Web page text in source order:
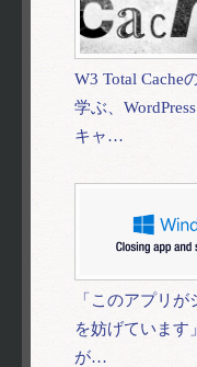
W3 Total Cache
学ぶ、
キャ…
「このアプリ
を妨げています
が…